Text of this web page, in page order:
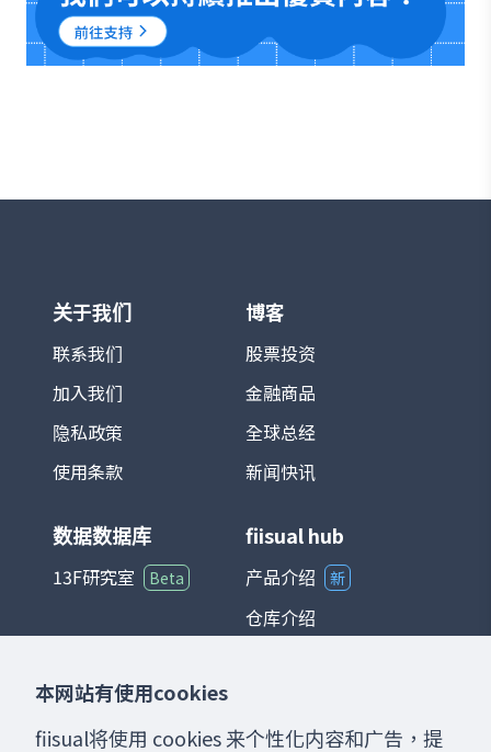
关于我们
联系我们
加入我们
隐私政策
使用条款
博客
股票投资
金融商品
全球总经
新闻快讯
数据数据库
13F研究室 Beta
fiisual hub
产品介绍 新
仓库介绍
本网站有使用cookies
fiisual将使用 cookies 来个性化内容和广告，提